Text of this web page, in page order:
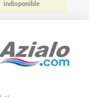
indisponible
en haut
pour réparer et